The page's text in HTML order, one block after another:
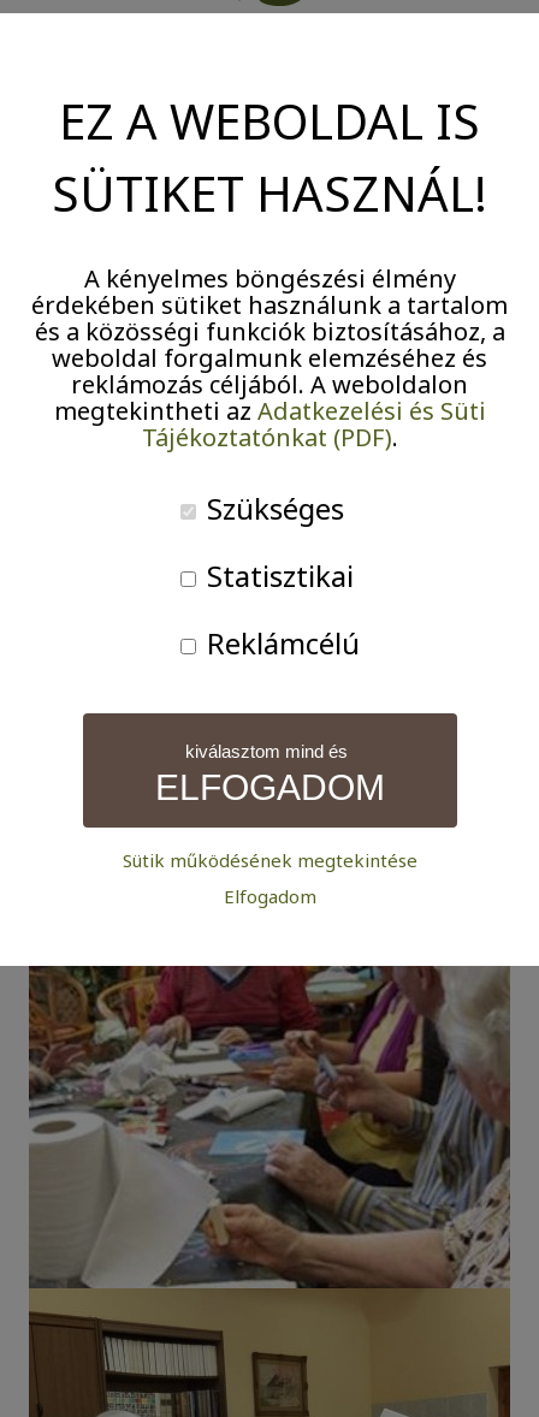
volt, hogy szeretne egy festőművésszel találkozni és
Duplán teljesült a kívánsága, hiszen nem egy, hanem
Mariann valamint Heil József festőművészek – akik
szintén otthonunk lakói – segítségével Törökbálinton
az Olajág Otthonban megszerveztünk egy közös
festést, ahol a művészek bemutatták az akvarell és
újjal festett olajfestmények technikáit. Minden
résztvevő lelkesen festett és az elkészült alkotásokat
Guszti néni arcán ragyogott a boldogság, amikor Heil
festett képpel, amit nagy örömmel vett át és hálásan
készített saját képeket, ami mindig emlékeztetni fogja
EZ A WEBOLDAL IS
SÜTIKET HASZNÁL!
A kényelmes böngészési élmény
érdekében sütiket használunk a tartalom
és a közösségi funkciók biztosításához, a
weboldal forgalmunk elemzéséhez és
reklámozás céljából. A weboldalon
megtekintheti az Adatkezelési és Süti
Tájékoztatónkat (PDF).
Szükséges
Statisztikai
Reklámcélú
kiválasztom mind és
ELFOGADOM
Statisztikai:
A weboldal statisztikáinak elemzésével tudjuk
weboldalunkat hatékonyabbá tenni, hogy a lehető
legmagasabb felhasználói élményt nyújtsuk kedves
látogatóinknak. Ezért gyűjtünk statisztikai adatokat a
Google Analytics segítségével, amely kizárólag az IP
címeket tárolja a személyes adatok közül.
Azért települnek ezek a sütik, hogy a felhasználót
számára egyedi, releváns, érdeklődési körébe tartozó
reklámajánlatokkal tudjuk megcélozni.
Sütik működésének megtekintése
Elfogadom
Pályázatok